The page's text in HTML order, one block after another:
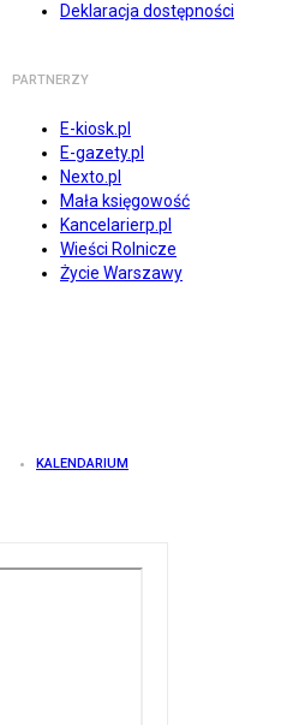
Deklaracja dostępności
PARTNERZY
E-kiosk.pl
E-gazety.pl
Nexto.pl
Mała księgowość
Kancelarierp.pl
Wieści Rolnicze
Życie Warszawy
KALENDARIUM